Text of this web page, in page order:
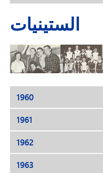
الستينيات
1960
1961
1962
1963